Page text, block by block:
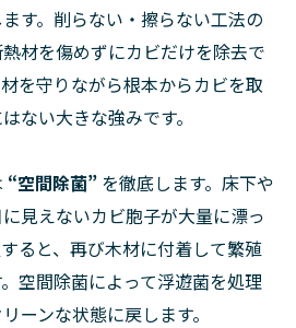
す。削らない・擦らない工法の
材を傷めずにカビだけを除去で
を守りながら根本からカビを取
ない大きな強みです。
“空間除菌” を徹底します。床下や
見えないカビ胞子が大量に漂っ
ると、再び木材に付着して繁殖
空間除菌によって浮遊菌を処理
ーンな状態に戻します。